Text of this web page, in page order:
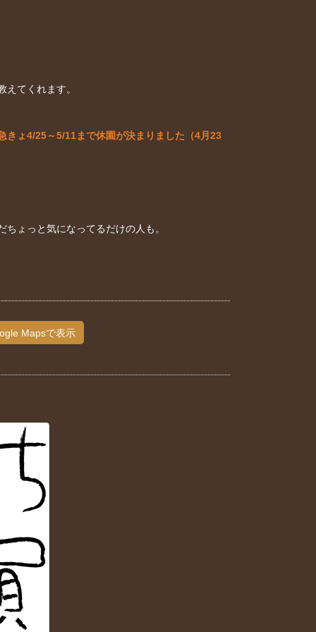
てくれます。
きょ4/25～5/11まで休園が決まりました（4月23
ょっと気になってるだけの人も。
Mapsで表示